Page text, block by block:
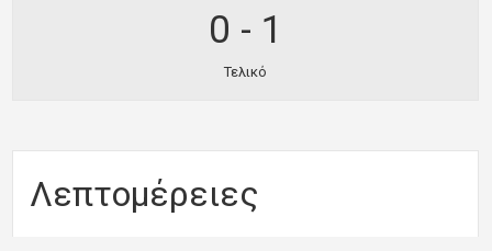
0 - 1
Τελικό
Λεπτομέρειες